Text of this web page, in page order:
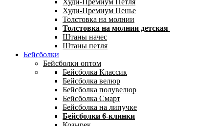
Худи-Премиум Пенье
Толстовка на молнии
Толстовка на молнии детская
Штаны начес
Штаны петля
Бейсболки
Бейсболки оптом
Бейсболка Классик
Бейсболка велюр
Бейсболка полувелюр
Бейсболка Смарт
Бейсболка на липучке
Бейсболки 6-клинки